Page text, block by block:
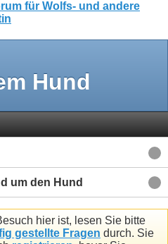
Hund
um den Hund
hier ist, lesen Sie bitte
gestellte Fragen durch. Sie